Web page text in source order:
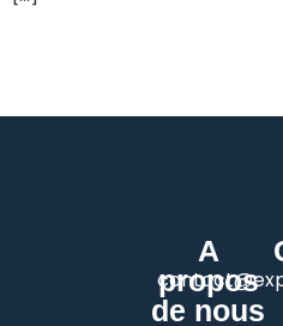
A
propos
de nous